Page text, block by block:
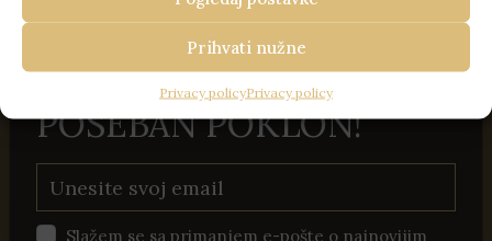
Prihvati nužne
Privacy policyPrivacy policy
Kuće za odmor u Istri
VILA OLD OLIVE V
VODNJAN
Gosti: 11
Sobe: 5
I OSTVARITE
100 € POPUSTA +
POSEBAN POKLON!
Slažem se sa primanjem e-pošte o najnovijim